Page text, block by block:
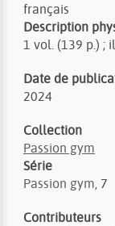
français
Description
1 vol. (139 p.) ;
Date de
2024
Collection
Passion gym
Série
Passion gym, 7
Contributeurs